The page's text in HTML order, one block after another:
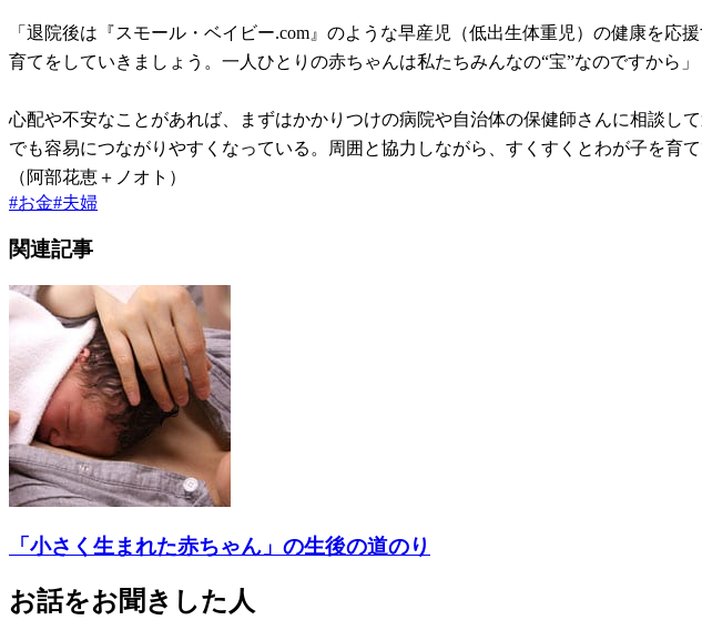
「退院後は『スモール・ベイビー.com』のような早産児（低出生体重児）の健康を
育てをしていきましょう。一人ひとりの赤ちゃんは私たちみんなの“宝”なのですから」
心配や不安なことがあれば、まずはかかりつけの病院や自治体の保健師さんに相談し
でも容易につながりやすくなっている。周囲と協力しながら、すくすくとわが子を育て
（阿部花恵＋ノオト）
#お金#夫婦
関連記事
「小さく生まれた赤ちゃん」の生後の道のり
お話をお聞きした人